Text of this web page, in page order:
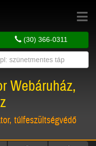
Toggle
(30) 366-0311
Webáruház,
túlfeszültségvédő